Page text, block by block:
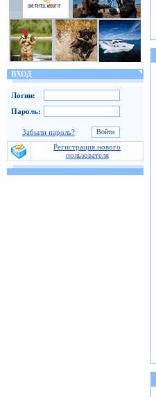
ВХОД
Логин:
Пароль:
Забыли пароль?
Регистрация нового
пользователя